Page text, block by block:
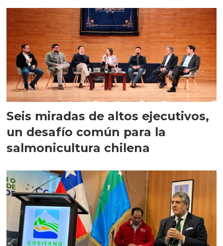
Seis miradas de altos ejecutivos,
un desafío común para la
salmonicultura chilena